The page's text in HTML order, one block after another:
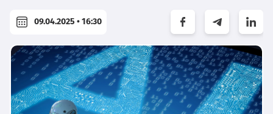
09.04.2025 • 16:30